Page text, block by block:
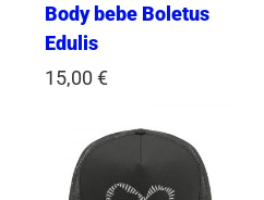
Body bebe Boletus
Edulis
15,00 €